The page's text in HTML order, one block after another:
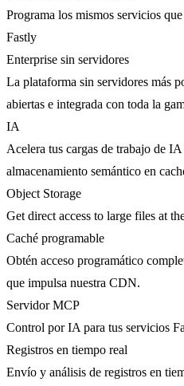
Programa los mismos servicios
Fastly
Enterprise sin servidores
La plataforma sin servidores más
abiertas e integrada con toda la
IA
Acelera tus cargas de trabajo de
almacenamiento semántico en
Object Storage
Get direct access to large files at
Caché programable
Obtén acceso programático
que impulsa nuestra CDN.
Servidor MCP
Control por IA para tus servicios
Registros en tiempo real
Envío y análisis de registros en